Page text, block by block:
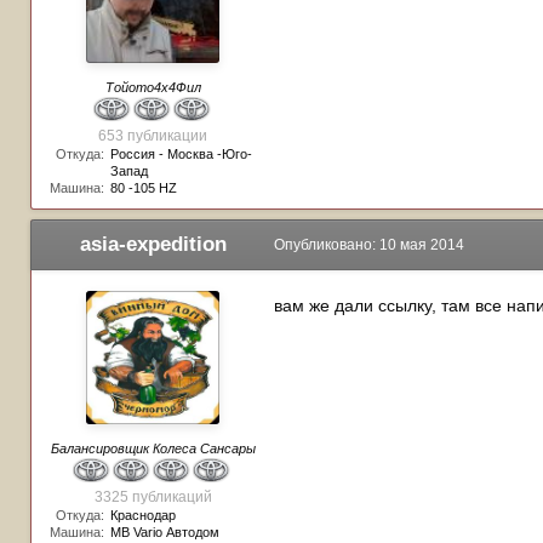
Тойото4х4Фил
653 публикации
Откуда: Россия - Москва -Юго-
Запад
Машина: 80 -105 HZ
asia-expedition
Балансировщик Колеса Сансары
3325 публикаций
Откуда: Краснодар
Машина: МВ Vario Автодом
Опубликовано: 10 мая 2014
вам же дали ссылку, там все